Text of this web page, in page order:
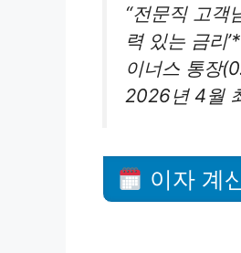
“전문직 고객
력 있는 금리
이너스 통장
2026년 4월
이자 계